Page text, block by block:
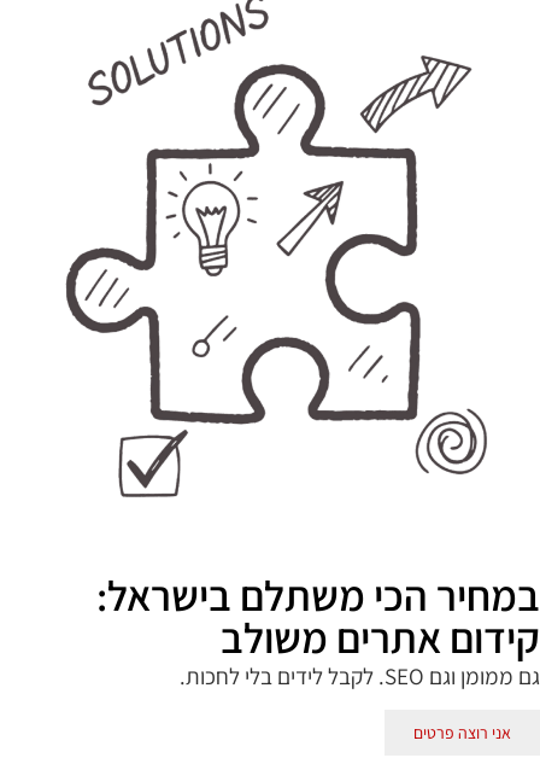
במחיר הכי משתלם בישראל:
קידום אתרים משולב
גם ממומן וגם SEO. לקבל לידים בלי לחכות.
אני רוצה פרטים